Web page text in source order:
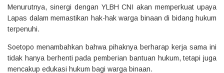
Menurutnya, sinergi dengan YLBH CNI akan memperkuat upaya
Lapas dalam memastikan hak-hak warga binaan di bidang hukum
terpenuhi.
Soetopo menambahkan bahwa pihaknya berharap kerja sama ini
tidak hanya berhenti pada pemberian bantuan hukum, tetapi juga
mencakup edukasi hukum bagi warga binaan.